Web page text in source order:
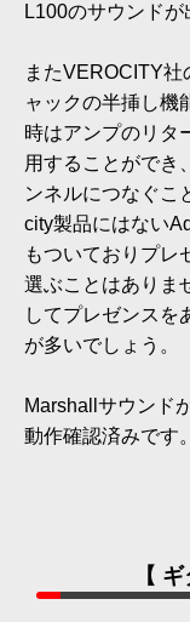
L100のサウンドが
またVEROCITY
ャックの半挿し機
時はアンプのリタ
用することができ
ンネルにつなぐこ
city製品にはない
もついておりプレ
選ぶことはありま
してプレゼンスを
が多いでしょう。
Marshallサウンド
動作確認済みです。
【